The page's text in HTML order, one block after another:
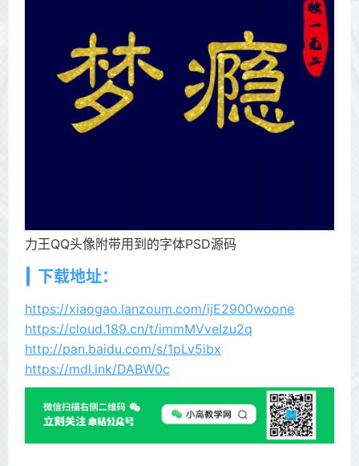
力王QQ头像附带用到的字体PSD源码
下载地址：
https://xiaogao.lanzoum.com/ijE2900woone
https://cloud.189.cn/t/immMVveIzu2q
http://pan.baidu.com/s/1pLv5ibx
https://mdl.ink/DABW0c